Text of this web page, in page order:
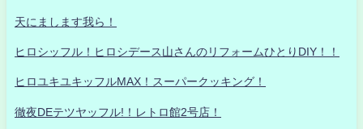
天にまします我ら！
ヒロシッフル！ヒロシデース山さんのリフォームひとりDIY！！
ヒロユキユキッフルMAX！スーパークッキング！
徹夜DEテツヤッフル!！レトロ館2号店！